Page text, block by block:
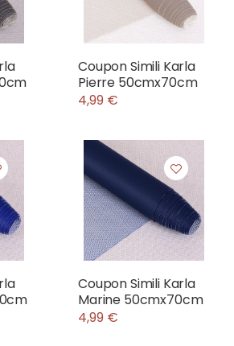
Coupon Simili Karla
Pierre 50cmx70cm
4,99 €
Coupon Simili Karla
Marine 50cmx70cm
4,99 €